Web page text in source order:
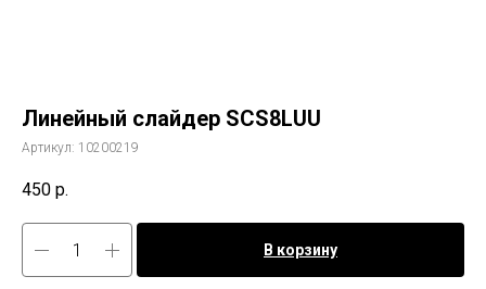
Линейный слайдер SCS8LUU
Артикул: 10200219
450 р.
В корзину